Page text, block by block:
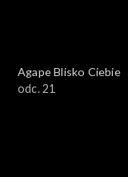
Agape Blisko Ciebie
odc. 21